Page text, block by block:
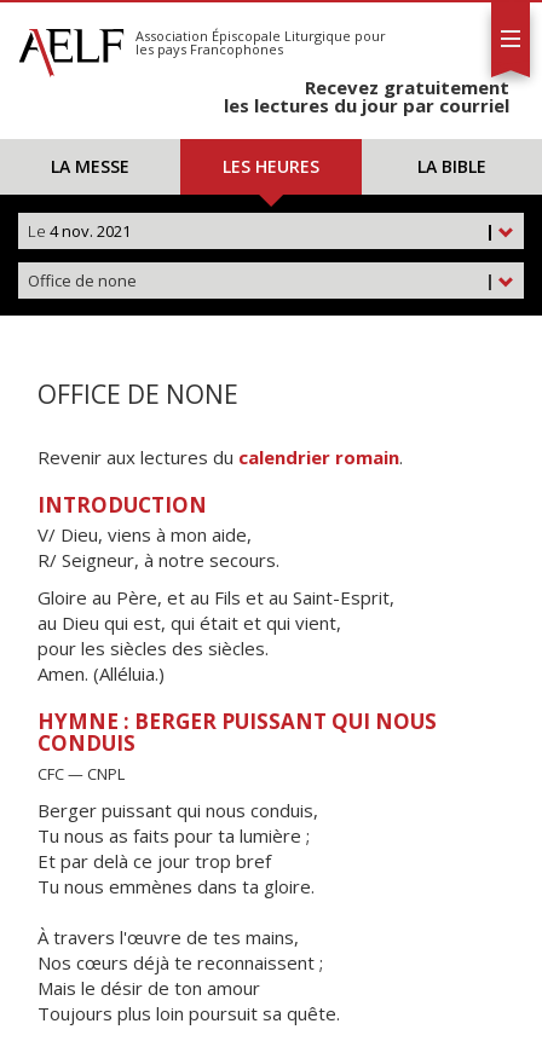
S'abonner
Calendrier
Association Épiscopale Liturgique pour
les pays Francophones
Recevez gratuitement
les lectures du jour par courriel
LA MESSE LES HEURES LA BIBLE
|
Le 4 nov. 2021
|
Office de none
OFFICE DE NONE
Revenir aux lectures du calendrier romain.
INTRODUCTION
V/ Dieu, viens à mon aide,
R/ Seigneur, à notre secours.
Gloire au Père, et au Fils et au Saint-Esprit,
au Dieu qui est, qui était et qui vient,
pour les siècles des siècles.
Amen. (Alléluia.)
HYMNE : BERGER PUISSANT QUI NOUS
CONDUIS
CFC — CNPL
Berger puissant qui nous conduis,
Tu nous as faits pour ta lumière ;
Et par delà ce jour trop bref
Tu nous emmènes dans ta gloire.
À travers l'œuvre de tes mains,
Nos cœurs déjà te reconnaissent ;
Mais le désir de ton amour
Toujours plus loin poursuit sa quête.